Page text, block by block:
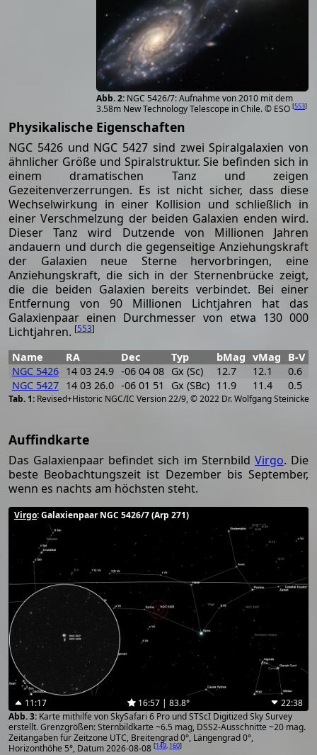
NGC 5426/7: Aufnahme von 2010 mit dem
3.58m New Technology Telescope in Chile. © ESO [553]
Physikalische Eigenschaften
NGC 5426 und NGC 5427 sind zwei Spiralgalaxien von
ähnlicher Größe und Spiralstruktur. Sie befinden sich in
einem dramatischen Tanz und zeigen
Gezeitenverzerrungen. Es ist nicht sicher, dass diese
Wechselwirkung in einer Kollision und schließlich in
einer Verschmelzung der beiden Galaxien enden wird.
Dieser Tanz wird Dutzende von Millionen Jahren
andauern und durch die gegenseitige Anziehungskraft
der Galaxien neue Sterne hervorbringen, eine
Anziehungskraft, die sich in der Sternenbrücke zeigt,
die die beiden Galaxien bereits verbindet. Bei einer
Entfernung von 90 Millionen Lichtjahren hat das
Galaxienpaar einen Durchmesser von etwa 130 000
Lichtjahren. [553]
Revised+Historic NGC/IC Version 22/9, © 2022 Dr. Wolfgang Steinicke
Name RA Dec Typ bMag vMag B-V
NGC 5426 14 03 24.9 -06 04 08 Gx (Sc) 12.7 12.1 0.6
NGC 5427 14 03 26.0 -06 01 51 Gx (SBc) 11.9 11.4 0.5
Auffindkarte
Das Galaxienpaar befindet sich im Sternbild Virgo. Die
beste Beobachtungszeit ist Dezember bis September,
wenn es nachts am höchsten steht.
Virgo: Galaxienpaar NGC 5426/7 (Arp 271)
11:17 16:57 | 83.8°
22:38
Karte mithilfe von SkySafari 6 Pro und STScI Digitized Sky Survey
erstellt. Grenzgrößen: Sternbildkarte ~6.5 mag, DSS2-Ausschnitte ~20 mag.
Zeitangaben für Zeitzone UTC, Breitengrad 0°, Längengrad 0°,
Horizonthöhe 5°, Datum 2026-08-08 [149, 160]